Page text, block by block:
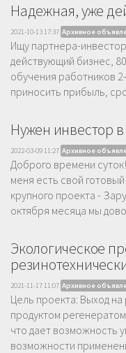
Надежная, уже
2021-10-13 17:37 Архивное
Ищу партнера-
действующий бизнес,
обучения работников
приносить прибыль,
Нужен инвестор
2022-03-09 11:27 Архивное
Доброго времени
меня есть свой
крупного проекта -
октября месяца мы
Экологическое
2021-11-17 11:07 Архивное
Цель проекта: Выход
продуктом
что дает возможность
возможности